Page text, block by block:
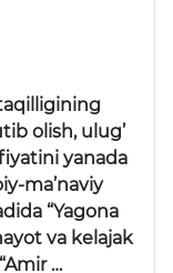
olish, ulug’
yanada
ma’naviy
“Yagona
va kelajak
…